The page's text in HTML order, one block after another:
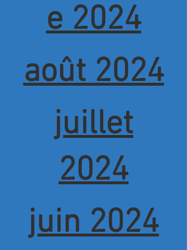
e 2024
août 2024
juillet
2024
juin 2024